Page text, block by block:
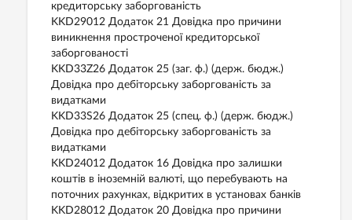
кредиторську заборгованість
KKD29012 Додаток 21 Довідка про причини
виникнення простроченої кредиторської
заборгованості
KKD33Z26 Додаток 25 (заг. ф.) (держ. бюдж.)
Довідка про дебіторську заборгованість за
видатками
KKD33S26 Додаток 25 (спец. ф.) (держ. бюдж.)
Довідка про дебіторську заборгованість за
видатками
KKD24012 Додаток 16 Довідка про залишки
коштів в іноземній валюті, що перебувають на
поточних рахунках, відкритих в установах банків
KKD28012 Додаток 20 Довідка про причини